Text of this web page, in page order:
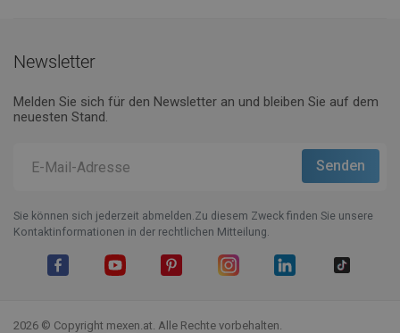
Newsletter
Melden Sie sich für den Newsletter an und bleiben Sie auf dem
neuesten Stand.
Sie können sich jederzeit abmelden.Zu diesem Zweck finden Sie unsere
Kontaktinformationen in der rechtlichen Mitteilung.
2026 © Copyright mexen.at. Alle Rechte vorbehalten.